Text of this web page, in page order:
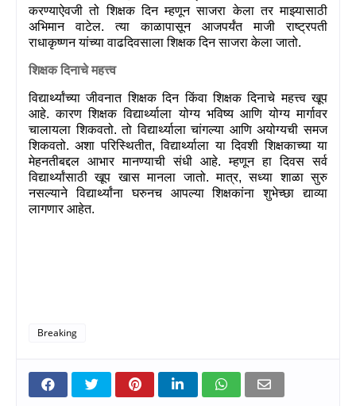
करण्याऐवजी तो शिक्षक दिन म्हणून साजरा केला तर माझ्यासाठी
अभिमान वाटेल. त्या काळापासून आजपर्यंत माजी राष्ट्रपती
राधाकृष्णन यांच्या वाढदिवसाला शिक्षक दिन साजरा केला जातो.
शिक्षक दिनाचे महत्त्व
विद्यार्थ्यांच्या जीवनात शिक्षक दिन किंवा शिक्षक दिनाचे महत्त्व खूप
आहे. कारण शिक्षक विद्यार्थ्याला योग्य भविष्य आणि योग्य मार्गावर
चालायला शिकवतो. तो विद्यार्थ्याला चांगल्या आणि अयोग्यची समज
शिकवतो. अशा परिस्थितीत,विद्यार्थ्याला या दिवशी शिक्षकाच्या या
मेहनतीबद्दल आभार मानण्याची संधी आहे. म्हणून हा दिवस सर्व
विद्यार्थ्यांसाठी खूप खास मानला जातो. मात्र,सध्या शाळा सुरु
नसल्याने विद्यार्थ्यांना घरुनच आपल्या शिक्षकांना शुभेच्छा द्याव्या
लागणार आहेत.
Breaking